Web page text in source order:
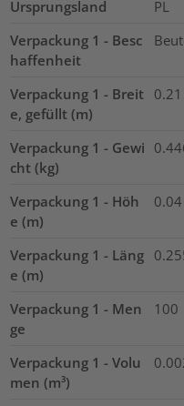
Ursprungsland
PL
Verpackung 1 - Besc
haffenheit
Verpackung 1 - Breit
e, gefüllt (m)
0.21
Verpackung 1 - Gewi
cht (kg)
Verpackung 1 - Höh
e (m)
0.04
Verpackung 1 - Läng
e (m)
Verpackung 1 - Men
ge
100
Verpackung 1 - Volu
men (m³)